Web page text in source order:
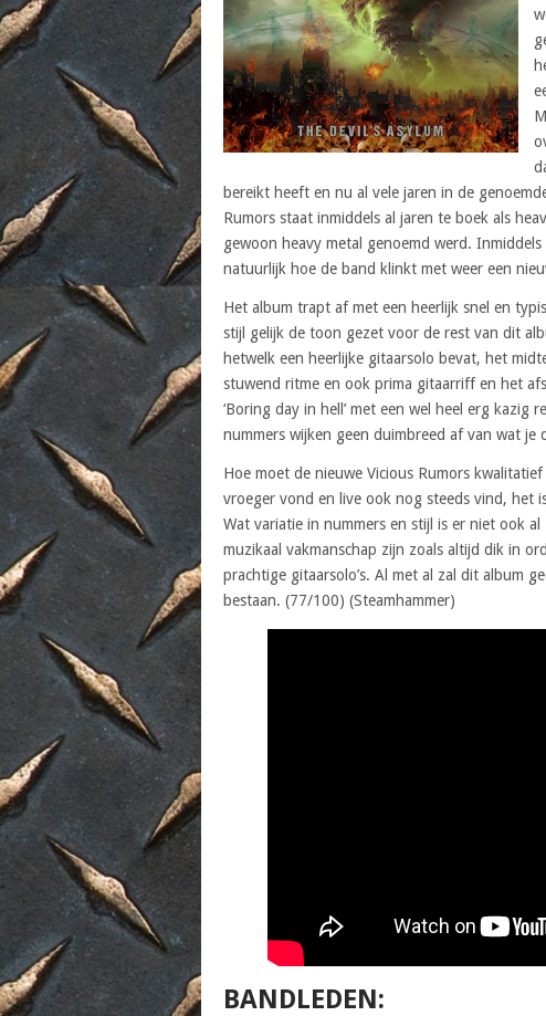
bereikt heeft en nu al vele jaren in de
Rumors staat inmiddels al jaren te boek als
gewoon heavy metal genoemd werd.
natuurlijk hoe de band klinkt met weer een
Het album trapt af met een heerlijk snel en
stijl gelijk de toon gezet voor de rest van dit
hetwelk een heerlijke gitaarsolo bevat, het
stuwend ritme en ook prima gitaarriff en het
‘Boring day in hell’ met een wel heel erg
nummers wijken geen duimbreed af van wat je
Hoe moet de nieuwe Vicious Rumors
vroeger vond en live ook nog steeds vind, het
Wat variatie in nummers en stijl is er niet ook
muzikaal vakmanschap zijn zoals altijd dik in
prachtige gitaarsolo’s. Al met al zal dit album
bestaan. (77/100) (Steamhammer)
BANDLEDEN: